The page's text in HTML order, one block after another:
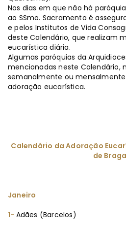
Nos dias em que não há
ao SSmo. Sacramento é
e pelos Institutos de Vida
deste Calendário, que realizam
eucarística diária.
Algumas paróquias da
mencionadas neste Calendário,
semanalmente ou
adoração eucarística.
Calendário da Adoração
de Braga
Janeiro
1- Adães (Barcelos)